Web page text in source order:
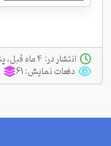
انتشار در:
دفعات نمایش:61